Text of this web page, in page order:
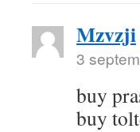
Mzvzji
3
buy
buy